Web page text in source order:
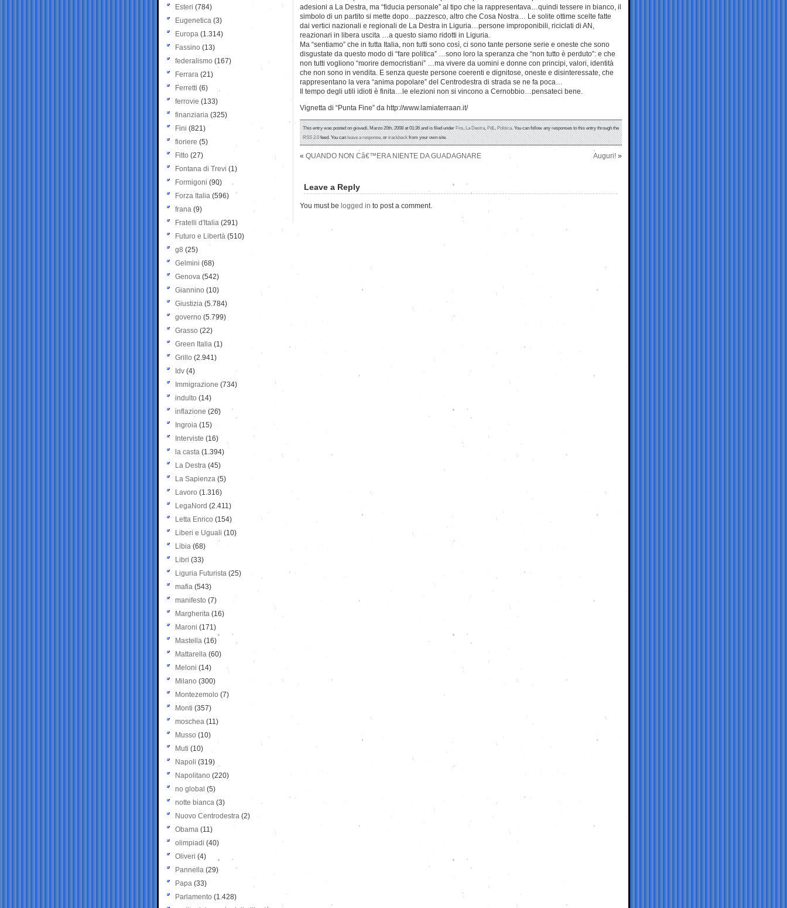
adesioni a La Destra, ma “fiducia personale” al tipo che la rappresentava…quindi tessere in bianco, il
simbolo di un partito si mette dopo…pazzesco, altro che Cosa Nostra… Le solite ottime scelte fatte
dai vertici nazionali e regionali de La Destra in Liguria…persone improponibili, riciclati di AN,
reazionari in libera uscita …a questo siamo ridotti in Liguria.
Ma “sentiamo” che in tutta Italia, non tutti sono così, ci sono tante persone serie e oneste che sono
disgustate da questo modo di “fare politica” …sono loro la speranza che “non tutto è perduto”: e che
non tutti vogliono “morire democristiani” …ma vivere da uomini e donne con principi, valori, identità
che non sono in vendita. E senza queste persone coerenti e dignitose, oneste e disinteressate, che
rappresentano la vera “anima popolare” del Centrodestra di strada se ne fa poca…
Il tempo degli utili idioti è finita…le elezioni non si vincono a Cernobbio…pensateci bene.
Vignetta di “Punta Fine” da http://www.lamiaterraan.it/
This entry was posted on giovedì, Marzo 20th, 2008 at 01:36 and is filed underFini,La Destra,PdL,Politica. You can follow any responses to this entry through the
RSS 2.0feed. You canleave a response, ortrackbackfrom your own site.
« QUANDO NON Câ€™ERA NIENTE DA GUADAGNARE Auguri! »
Leave a Reply
You must be logged in to post a comment.
Esteri (784)
Eugenetica (3)
Europa (1.314)
Fassino (13)
federalismo (167)
Ferrara (21)
Ferretti (6)
ferrovie (133)
finanziaria (325)
Fini (821)
fioriere (5)
Fitto (27)
Fontana di Trevi (1)
Formigoni (90)
Forza Italia (596)
frana (9)
Fratelli d'Italia (291)
Futuro e Libertà (510)
g8 (25)
Gelmini (68)
Genova (542)
Giannino (10)
Giustizia (5.784)
governo (5.799)
Grasso (22)
Green Italia (1)
Grillo (2.941)
Idv (4)
Immigrazione (734)
indulto (14)
inflazione (26)
Ingroia (15)
Interviste (16)
la casta (1.394)
La Destra (45)
La Sapienza (5)
Lavoro (1.316)
LegaNord (2.411)
Letta Enrico (154)
Liberi e Uguali (10)
Libia (68)
Libri (33)
Liguria Futurista (25)
mafia (543)
manifesto (7)
Margherita (16)
Maroni (171)
Mastella (16)
Mattarella (60)
Meloni (14)
Milano (300)
Montezemolo (7)
Monti (357)
moschea (11)
Musso (10)
Muti (10)
Napoli (319)
Napolitano (220)
no global (5)
notte bianca (3)
Nuovo Centrodestra (2)
Obama (11)
olimpiadi (40)
Oliveri (4)
Pannella (29)
Papa (33)
Parlamento (1.428)